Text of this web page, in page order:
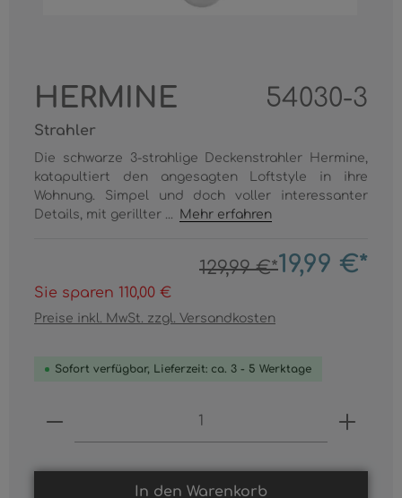
HERMINE 54030-3
Strahler
Die schwarze 3-strahlige Deckenstrahler Hermine,
katapultiert den angesagten Loftstyle in ihre
Wohnung. Simpel und doch voller interessanter
Details, mit gerillter ...
Mehr erfahren
129,99 €*19,99 €*
Sie sparen 110,00 €
Preise inkl. MwSt. zzgl. Versandkosten
Sofort verfügbar, Lieferzeit: ca. 3 - 5 Werktage
Produkt Anzahl: Gib den
In den Warenkorb